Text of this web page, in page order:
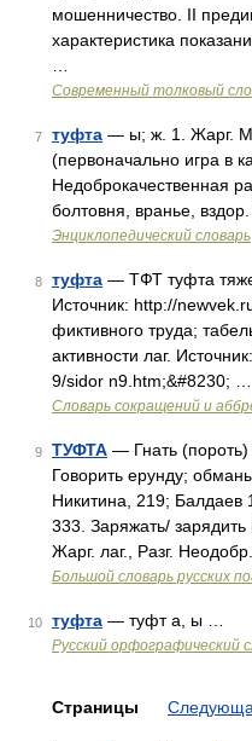
мошенничество. II
характеристика
Современный толковый
7 туфта — ы; ж. 1. Жарг.
(первоначально игра в
Недоброкачественная
болтовня, вранье,
Энциклопедический словарь
8 туфта — ТФТ туфта
Источник: http://
фиктивного труда;
активности лаг.
9/sidor n9.htm;&#8230; …
Словарь сокращений и
9 ТУФТА — Гнать
Говорить ерунду;
Никитина, 219; Балдаев
333. Заряжать/ зарядить
Жарг. лаг., Разг.
Большой словарь русских
10 туфта — туфт а, ы …
Русский орфографический
Страницы